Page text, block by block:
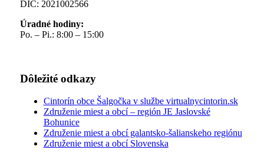
DIČ: 2021002566
Úradné hodiny:
Po. – Pi.: 8:00 – 15:00
Dôležité odkazy
Cintorín obce Šalgočka v službe virtualnycintorin.sk
Združenie miest a obcí – región JE Jaslovské
Bohunice
Združenie miest a obcí galantsko-šalianskeho regiónu
Združenie miest a obcí Slovenska